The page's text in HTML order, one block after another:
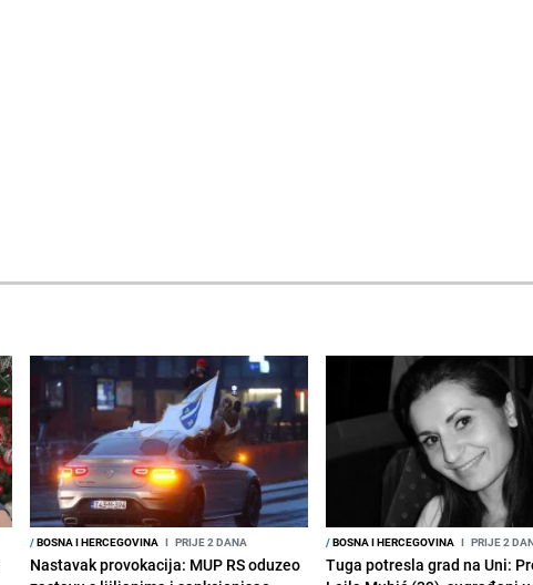
/BOSNA I HERCEGOVINA I PRIJE 2 DANA
Nastavak provokacija: MUP RS oduzeo
/BOSNA I HERCEGOVINA I PRIJE 2
Tuga potresla grad na Uni: